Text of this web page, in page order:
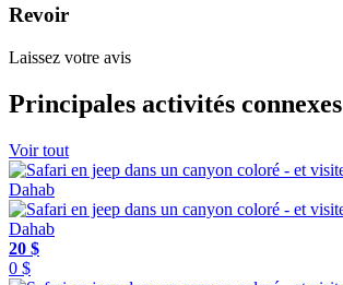
Revoir
Laissez votre avis
Principales activités connexes
Voir tout
20 $
0 $